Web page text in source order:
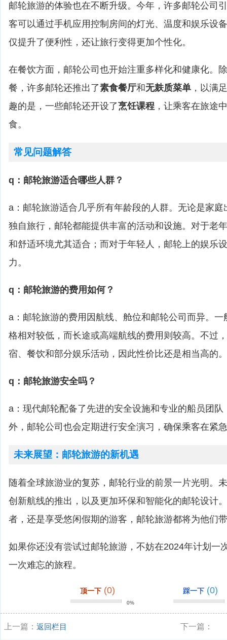
邮轮旅游的体验也在不断升级。今年，许多邮轮公司
客可以通过手机应用控制房间的灯光、温度和娱乐设
仅提升了便利性，还让旅行变得更加个性化。
在餐饮方面，邮轮公司也开始注重多样化和健康化。
餐，许多邮轮还推出了素食餐厅和无麸质菜单 ，以满
趣的是，一些邮轮还开设了烹饪课程 ，让乘客在旅途
食。
常见问题解答
q：邮轮旅游适合哪些人群？
a：邮轮旅游适合几乎所有年龄段的人群。无论是家
独自旅行，邮轮都能提供丰富的活动和设施。对于老
和舒适环境尤其适合；而对于年轻人，邮轮上的娱乐
力。
q：邮轮旅游的费用如何？
a：邮轮旅游的费用因航线、舱位和邮轮公司而异。
格相对较低，而长途或高端航线的费用则较高。不过
宿、餐饮和部分娱乐活动，因此性价比还是相当高的。
q：邮轮旅游安全吗？
a：现代邮轮配备了先进的安全设施和专业的船员团
外，邮轮公司也会定期进行安全演习，确保乘客在紧
未来展望：邮轮旅游的新机遇
随着全球旅游业的复苏，邮轮行业的前景一片光明。
创新航线的推出，以及更加环保和智能化的邮轮设计
者，还是享受悠闲假期的游客，邮轮旅游都将为他们
如果你还没有尝试过邮轮旅游，不妨在2024年计划一
一次难忘的旅程。
顶一下 (0)
0%
踩一下 (0)
上一篇： 返回栏目 下一篇：